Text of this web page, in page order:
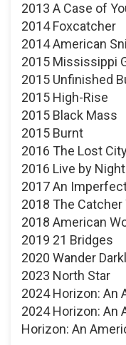
2013 A Case of
2014 Foxcatcher
2014 American
2015 Mississippi
2015 Unfinished
2015 High-Rise
2015 Black Mass
2015 Burnt
2016 The Lost
2016 Live by Night
2017 An
2018 The Catcher
2018 American
2019 21 Bridges
2020 Wander
2023 North Star
2024 Horizon: An
2024 Horizon: An
Horizon: An